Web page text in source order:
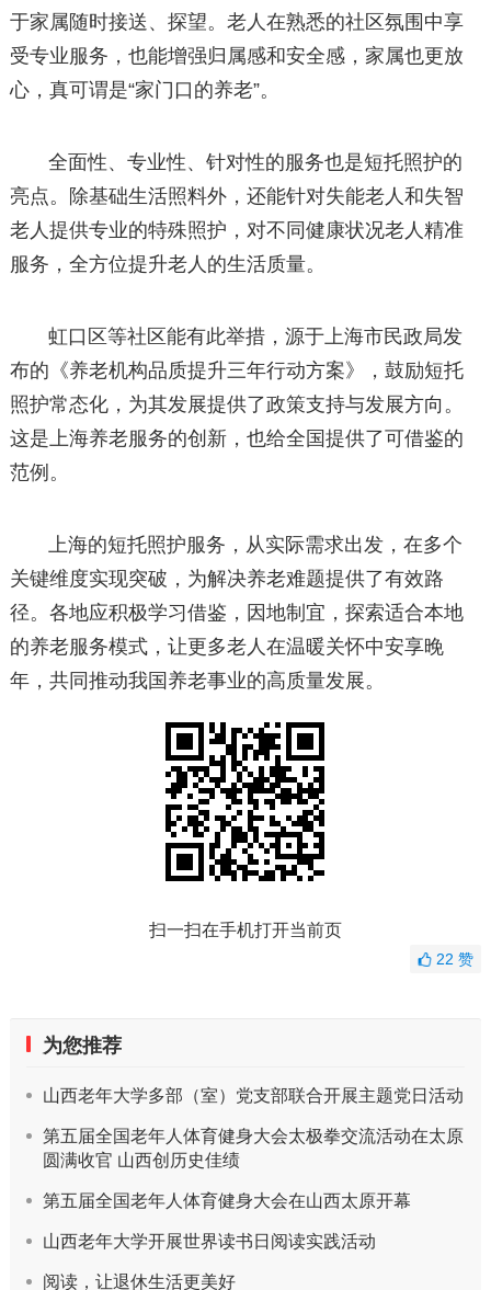
于家属随时接送、探望。老人在熟悉的社区氛围中享
受专业服务，也能增强归属感和安全感，家属也更放
心，真可谓是“家门口的养老”。
全面性、专业性、针对性的服务也是短托照护的
亮点。除基础生活照料外，还能针对失能老人和失智
老人提供专业的特殊照护，对不同健康状况老人精准
服务，全方位提升老人的生活质量。
虹口区等社区能有此举措，源于上海市民政局发
布的《养老机构品质提升三年行动方案》，鼓励短托
照护常态化，为其发展提供了政策支持与发展方向。
这是上海养老服务的创新，也给全国提供了可借鉴的
范例。
上海的短托照护服务，从实际需求出发，在多个
关键维度实现突破，为解决养老难题提供了有效路
径。各地应积极学习借鉴，因地制宜，探索适合本地
的养老服务模式，让更多老人在温暖关怀中安享晚
年，共同推动我国养老事业的高质量发展。
扫一扫在手机打开当前页
22赞
为您推荐
山西老年大学多部（室）党支部联合开展主题党日活动
第五届全国老年人体育健身大会太极拳交流活动在太原
圆满收官 山西创历史佳绩
第五届全国老年人体育健身大会在山西太原开幕
山西老年大学开展世界读书日阅读实践活动
阅读，让退休生活更美好